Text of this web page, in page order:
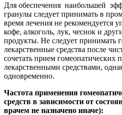
Для обеспечения наибольшей
гранулы следует принимать в
время лечения не рекомендуется
кофе, алкоголь, лук, чеснок и
продукты. Не следует принимать
лекарственные средства после
сочетать прием гомеопатических
лекарственными средствами,
одновременно.
Частота применения
средств в зависимости от
врачем не назначено иначе):